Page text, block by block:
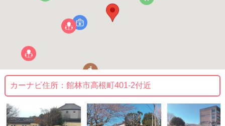
カーナビ住所： 館林市高根町401-2付近